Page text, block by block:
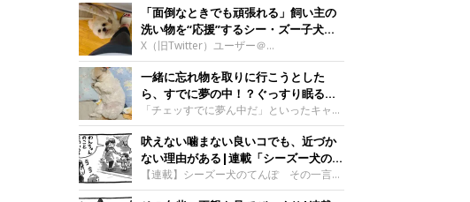
ん（取材時4才／シーズー）。こちらは生
後2カ月のチュロスくんで、遊び疲れて寝
てしまったところを撮影した一枚なのだと
か。
「面倒なときでも頑張れる」飼い主の
洗い物を“応援”するシー・ズー子犬が
話題！「俄然やる気出ますね」の声も
X（旧Twitter）ユーザー＠
Olaf_ShihThu</a>さんが「おっくうな皿洗
いを応援してくれる」として投稿した、愛
犬でシー・ズーのオラフくんの動画が話題
です！今回は撮影当時の状況などについ
て、飼い主さんに詳しく伺いました。
一緒に忘れ物を取りに行こうとした
ら、すでに夢の中！？ぐっすり眠るシ
ーズーののんびりした姿にほっこり
「チェッすでに夢ん中だ」といったキャプ
ションをつけて投稿された愛犬（シー・ズ
ー）の写真が、X（旧Twitter）で話題で
す。今回は、飼い主の＠g0e1m0i9n0i4さ
んに取材を行い、撮影当時の詳しい状況な
どについて伺いました。
吠えない噛まない良いコでも、近づか
ない理由がある|連載「シーズー犬のて
んぽ」第303回
【連載】シーズー犬のてんぽ その一言で
空気が変わった